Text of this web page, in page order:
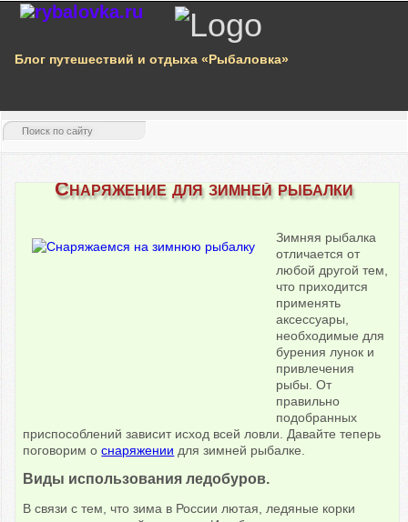
Блог путешествий и отдыха «Рыбаловка»
Снаряжение для зимней рыбалки
Зимняя рыбалка
отличается от
любой другой тем,
что приходится
применять
аксессуары,
необходимые для
бурения лунок и
привлечения
рыбы. От
правильно
подобранных
приспособлений зависит исход всей ловли. Давайте теперь
поговорим оснаряжении для зимней рыбалке.
Виды использования ледобуров.
В связи с тем, что зима в России лютая, ледяные корки